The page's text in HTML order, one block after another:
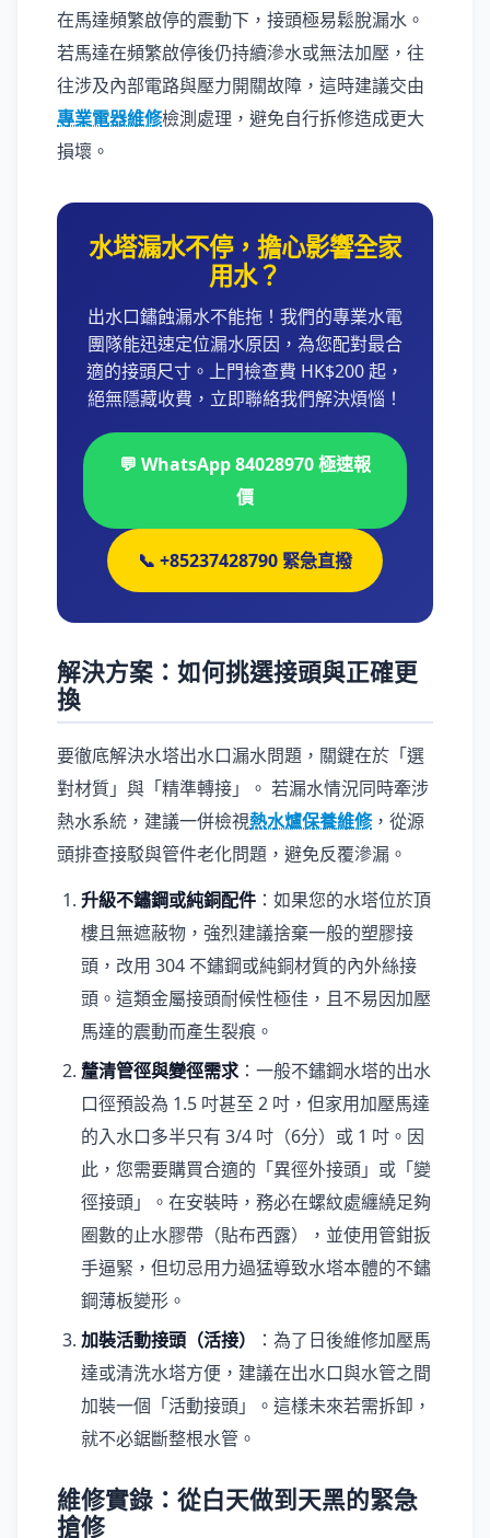
在馬達頻繁啟停的震動下，接頭極易鬆脫漏水。
若馬達在頻繁啟停後仍持續滲水或無法加壓，往
往涉及內部電路與壓力開關故障，這時建議交由
專業電器維修檢測處理，避免自行拆修造成更大
損壞。
水塔漏水不停，擔心影響全家
用水？
出水口鏽蝕漏水不能拖！我們的專業水電
團隊能迅速定位漏水原因，為您配對最合
適的接頭尺寸。上門檢查費 HK$200 起，
絕無隱藏收費，立即聯絡我們解決煩惱！
💬 WhatsApp 84028970 極速報
價
📞 +85237428790 緊急直撥
解決方案：如何挑選接頭與正確更
換
要徹底解決水塔出水口漏水問題，關鍵在於「選
對材質」與「精準轉接」。 若漏水情況同時牽涉
熱水系統，建議一併檢視熱水爐保養維修，從源
頭排查接駁與管件老化問題，避免反覆滲漏。
升級不鏽鋼或純銅配件 ：如果您的水塔位於頂
樓且無遮蔽物，強烈建議捨棄一般的塑膠接
頭，改用 304 不鏽鋼或純銅材質的內外絲接
頭。這類金屬接頭耐候性極佳，且不易因加壓
馬達的震動而產生裂痕。
釐清管徑與變徑需求：一般不鏽鋼水塔的出水
口徑預設為 1.5 吋甚至 2 吋，但家用加壓馬達
的入水口多半只有 3/4 吋（6分）或 1 吋。因
此，您需要購買合適的「異徑外接頭」或「變
徑接頭」。在安裝時，務必在螺紋處纏繞足夠
圈數的止水膠帶（貼布西露），並使用管鉗扳
手逼緊，但切忌用力過猛導致水塔本體的不鏽
鋼薄板變形。
加裝活動接頭（活接）
：為了日後維修加壓馬
達或清洗水塔方便，建議在出水口與水管之間
加裝一個「活動接頭」。這樣未來若需拆卸，
就不必鋸斷整根水管。
維修實錄：從白天做到天黑的緊急
搶修